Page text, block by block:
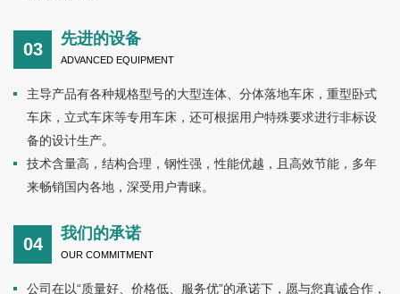
03
先进的设备
ADVANCED EQUIPMENT
主导产品有各种规格型号的大型连体、分体落地车床，重型卧式
车床，立式车床等专用车床，还可根据用户特殊要求进行非标设
备的设计生产。
技术含量高，结构合理，钢性强，性能优越，且高效节能，多年
来畅销国内各地，深受用户青睐。
04
我们的承诺
OUR COMMITMENT
公司在以“质量好、价格低、服务优”的承诺下，愿与您真诚合作，